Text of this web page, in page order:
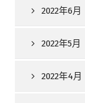
2022年6月
2022年5月
2022年4月